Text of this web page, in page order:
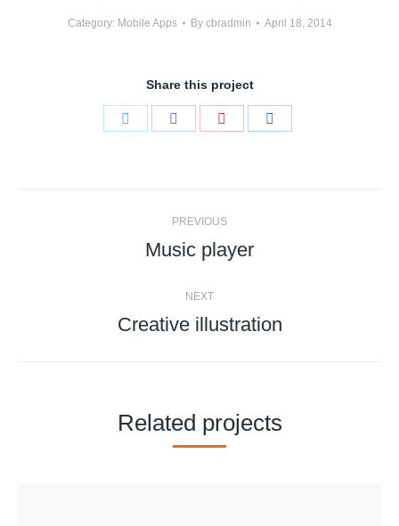
Category: Mobile Apps By cbradmin April 18, 2014
Share this project
navigation
PREVIOUS
Previous
Music player
NEXT
Next
Creative illustration
Related projects